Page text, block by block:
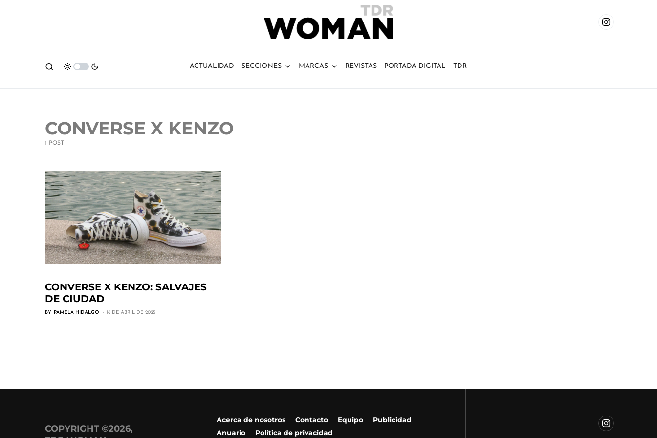
ACTUALIDAD SECCIONES MARCAS REVISTAS PORTADA DIGITAL TDR
CONVERSE X KENZO
1 POST
CONVERSE X KENZO: SALVAJES
DE CIUDAD
BY PAMELA HIDALGO 16 DE ABRIL DE 2025
COPYRIGHT ©2026,
Acerca de nosotros Contacto Equipo
Publicidad
Anuario
Política de privacidad